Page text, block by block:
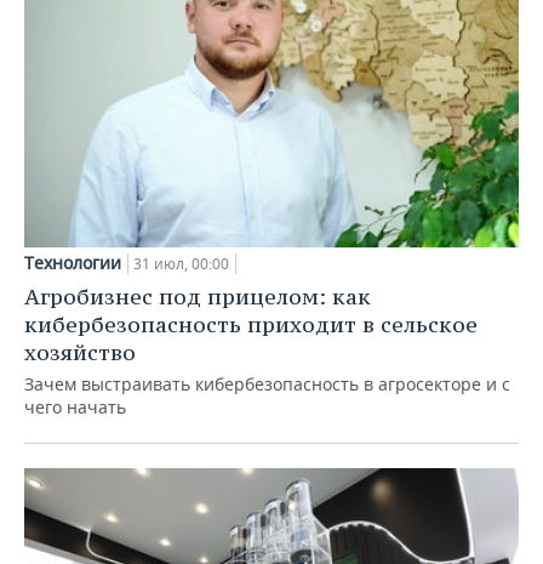
Технологии 31 июл, 00:00
Агробизнес под прицелом: как
кибербезопасность приходит в сельское
хозяйство
Зачем выстраивать кибербезопасность в агросекторе и с
чего начать